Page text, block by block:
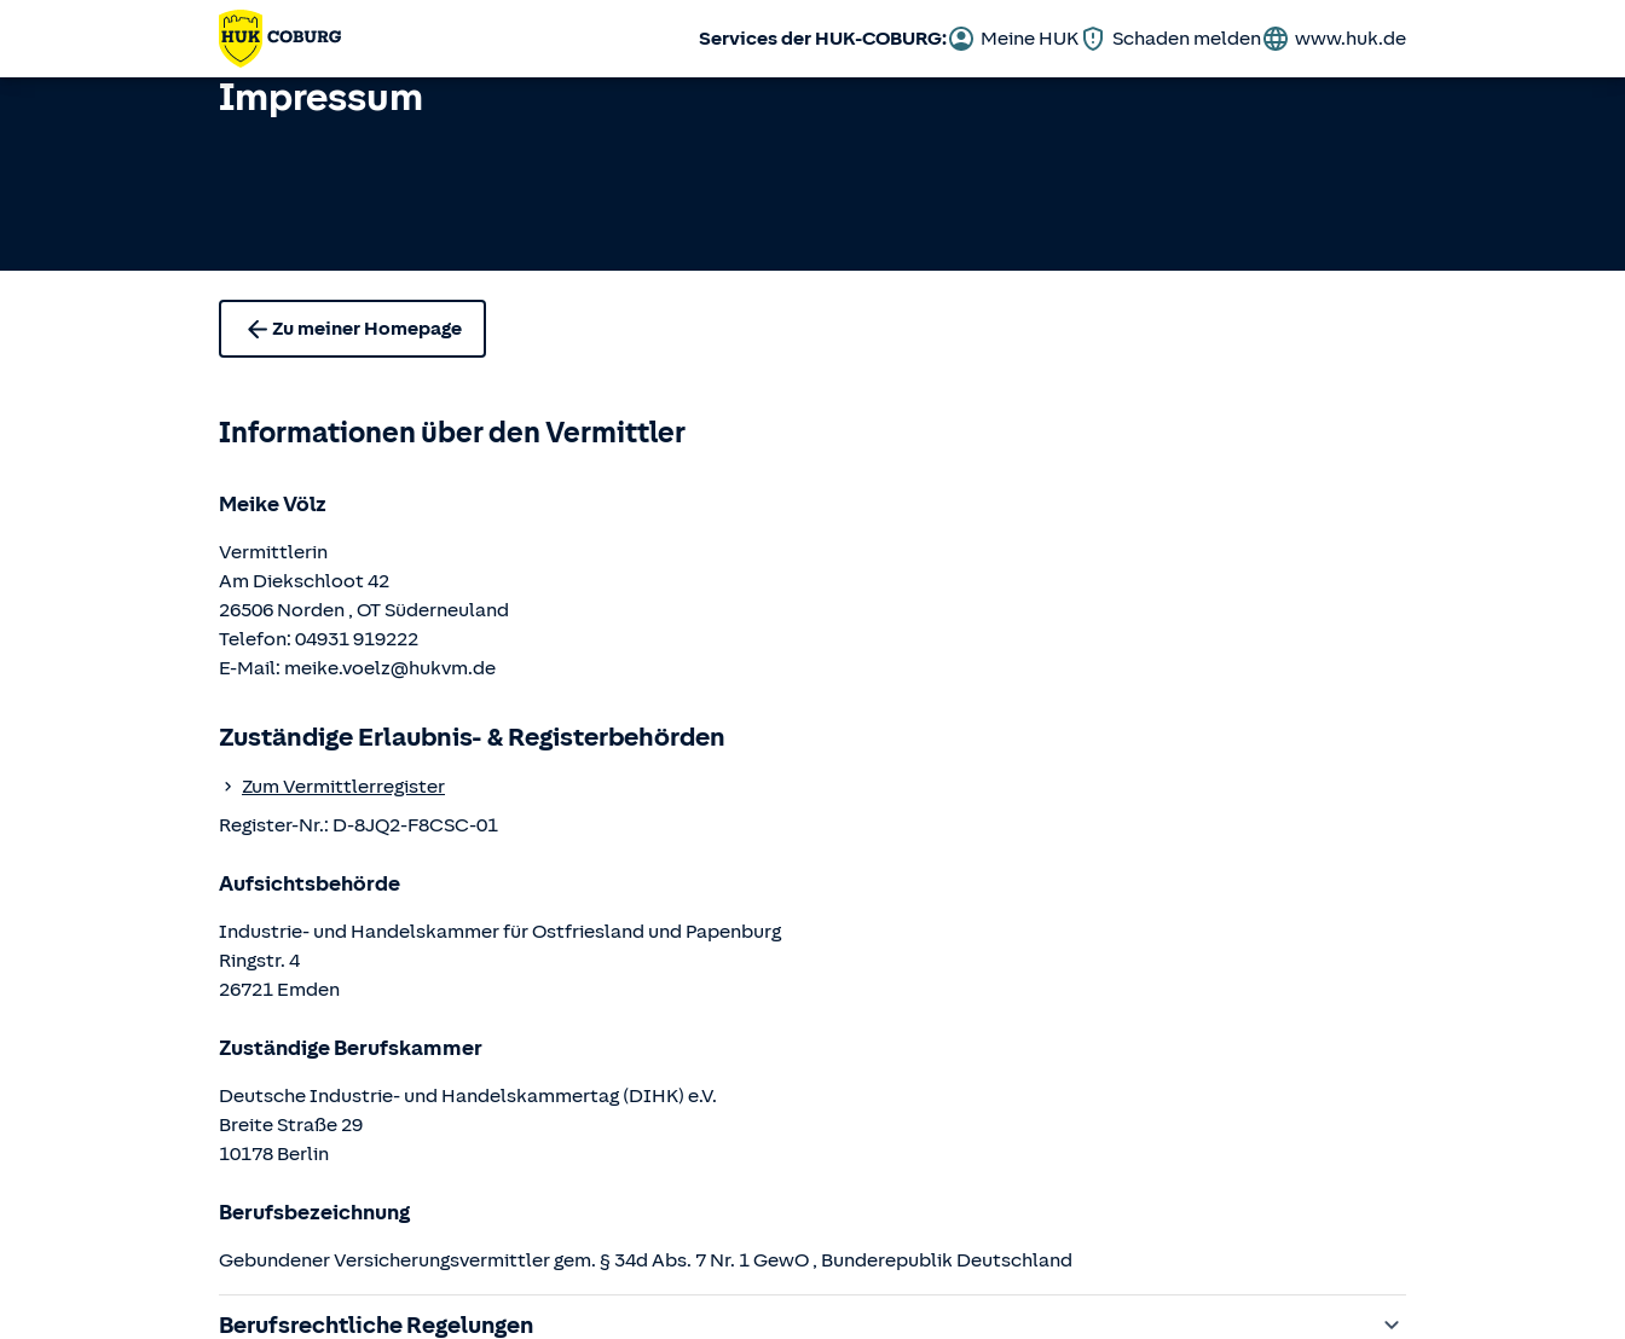
Services der HUK-COBURG: Meine HUK Schaden melden www.huk.de
Impressum
Zu meiner Homepage
Informationen über den Vermittler
Meike Völz
Vermittlerin
Am Diekschloot 42
26506 Norden , OTSüderneuland
Telefon: 04931 919222
E-Mail: meike.voelz@hukvm.de
Zuständige Erlaubnis- & Registerbehörden
Zum Vermittlerregister
Register-Nr.: D-8JQ2-F8CSC-01
Aufsichtsbehörde
Industrie- und Handelskammer für Ostfriesland und Papenburg
Ringstr. 4
26721 Emden
Zuständige Berufskammer
Deutsche Industrie- und Handelskammertag (DIHK) e.V.
Breite Straße 29
10178 Berlin
Berufsbezeichnung
Gebundener Versicherungsvermittler gem. § 34d Abs. 7 Nr. 1 GewO , Bunderepublik Deutschland
Berufsrechtliche Regelungen